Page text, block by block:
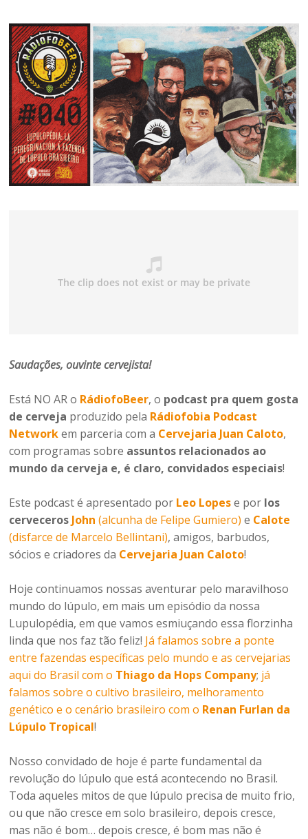
Saudações, ouvinte cervejista!
Está NO AR o RádiofoBeer, o podcast pra quem gosta
de cerveja produzido pela Rádiofobia Podcast
Networkem parceria com a Cervejaria Juan Caloto,
com programas sobre assuntos relacionados ao
mundo da cerveja e, é claro, convidados especiais!
Este podcast é apresentado por Leo Lopese por los
cerveceros John (alcunha de Felipe Gumiero) e Calote
(disfarce de Marcelo Bellintani), amigos, barbudos,
sócios e criadores da Cervejaria Juan Caloto!
Hoje continuamos nossas aventurar pelo maravilhoso
mundo do lúpulo, em mais um episódio da nossa
Lupulopédia, em que vamos esmiuçando essa florzinha
linda que nos faz tão feliz! Já falamos sobre a ponte
entre fazendas específicas pelo mundo e as cervejarias
aqui do Brasil com o Thiago da Hops Company; já
falamos sobre o cultivo brasileiro, melhoramento
genético e o cenário brasileiro com o Renan Furlan da
Lúpulo Tropical!
Nosso convidado de hoje é parte fundamental da
revolução do lúpulo que está acontecendo no Brasil.
Toda aqueles mitos de que lúpulo precisa de muito frio,
ou que não cresce em solo brasileiro, depois cresce,
mas não é bom… depois cresce, é bom mas não é